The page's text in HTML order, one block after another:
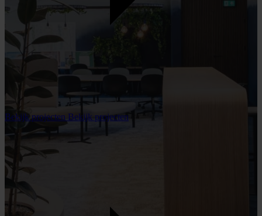
Bekijk projecten Bekijk projecten